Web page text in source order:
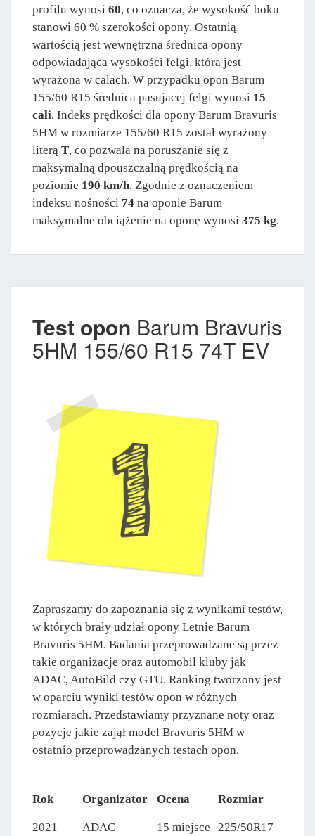
profilu wynosi 60, co oznacza, że wysokość boku
stanowi 60 % szerokości opony. Ostatnią
wartością jest wewnętrzna średnica opony
odpowiadająca wysokości felgi, która jest
wyrażona w calach. W przypadku opon Barum
155/60 R15 średnica pasujacej felgi wynosi 15
cali. Indeks prędkości dla opony Barum Bravuris
5HM w rozmiarze 155/60 R15 został wyrażony
literą T, co pozwala na poruszanie się z
maksymalną dpouszczalną prędkością na
poziomie 190 km/h. Zgodnie z oznaczeniem
indeksu nośności 74 na oponie Barum
maksymalne obciążenie na oponę wynosi 375 kg.
Test opon Barum Bravuris
5HM 155/60 R15 74T EV
Zapraszamy do zapoznania się z wynikami testów,
w których brały udział opony Letnie Barum
Bravuris 5HM. Badania przeprowadzane są przez
takie organizacje oraz automobil kluby jak
ADAC, AutoBild czy GTU. Ranking tworzony jest
w oparciu wyniki testów opon w różnych
rozmiarach. Przedstawiamy przyznane noty oraz
pozycje jakie zajął model Bravuris 5HM w
ostatnio przeprowadzanych testach opon.
Rok Organizator Ocena Rozmiar
2021 ADAC 15 miejsce
225/50R17